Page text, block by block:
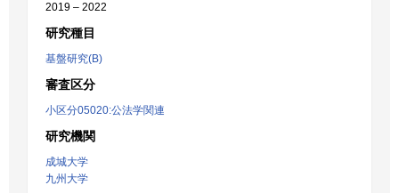
2019 – 2022
研究種目
基盤研究(B)
審査区分
小区分05020:公法学関連
研究機関
成城大学
九州大学